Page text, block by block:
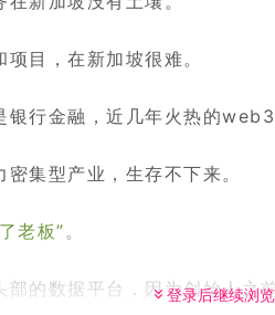
目，在新加坡很难。
行金融，近几年火热的web3
集型产业，生存不下来。
老板”。
的数据平台，因为创始人之
登录后继续浏览